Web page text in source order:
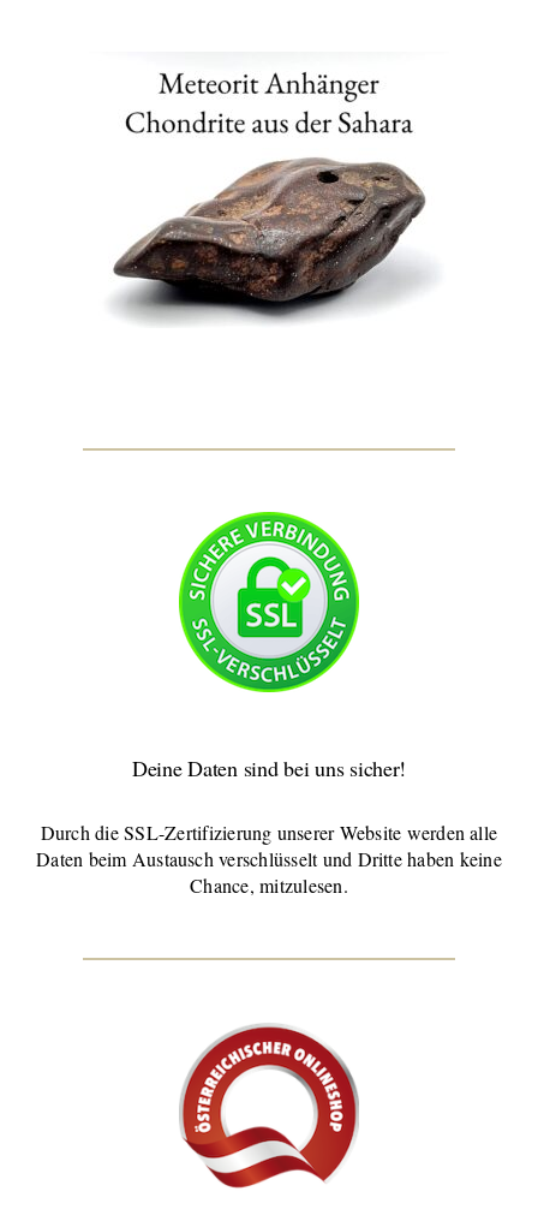
Deine Daten sind bei uns sicher!
Durch die SSL-Zertifizierung unserer Website werden alle
Daten beim Austausch verschlüsselt und Dritte haben keine
Chance, mitzulesen.